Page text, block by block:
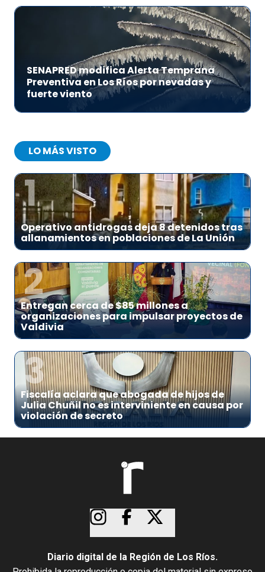
SENAPRED modifica Alerta Temprana
Preventiva en Los Ríos por nevadas y
fuerte viento
LO MÁS VISTO
1
Operativo antidrogas deja 8 detenidos tras
allanamientos en poblaciones de La Unión
2
Entregan cerca de $85 millones a
organizaciones para impulsar proyectos de
Valdivia
3
Fiscalía aclara que abogada de hijos de
Julia Chuñil no es interviniente en causa por
violación de secreto
Diario digital de la Región de Los Ríos.